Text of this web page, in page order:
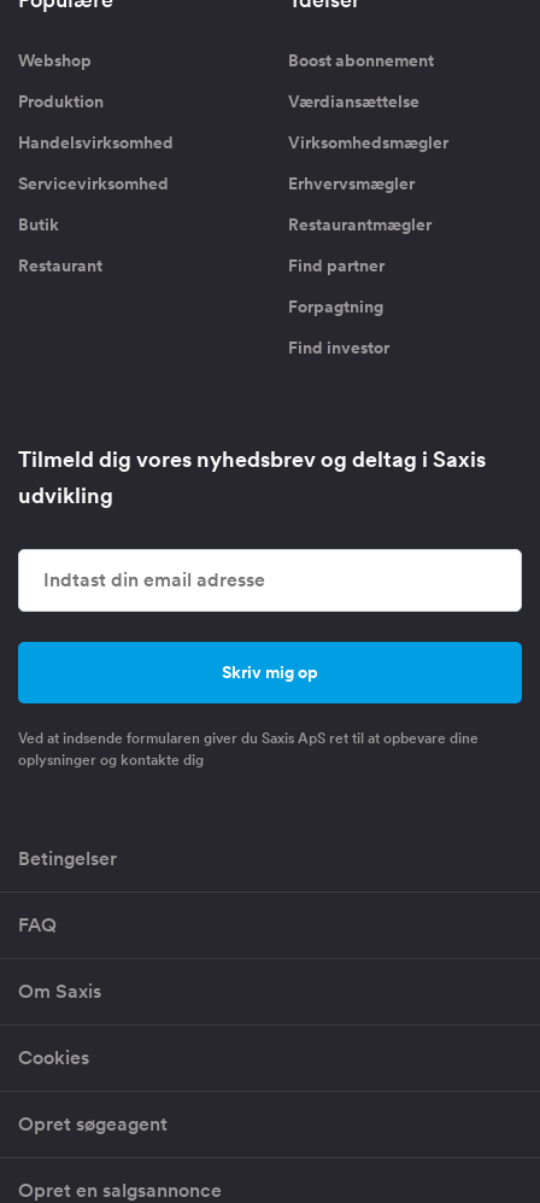
Webshop
Produktion
Handelsvirksomhed
Servicevirksomhed
Butik
Restaurant
Boost abonnement
Værdiansættelse
Virksomhedsmægler
Erhvervsmægler
Restaurantmægler
Find partner
Forpagtning
Find investor
Tilmeld dig vores nyhedsbrev og deltag i Saxis
udvikling
Ved at indsende formularen giver du Saxis ApS ret til at opbevare dine
oplysninger og kontakte dig
Betingelser
FAQ
Om Saxis
Cookies
Opret søgeagent
Opret en salgsannonce